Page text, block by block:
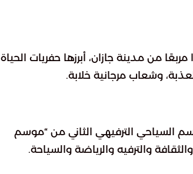
بل تتكون من 84 جزيرة على بعد 50 كيلومترًا مربعًا من مدينة جازان، أبرزها حفريات الحياة
وشعاب مرجانية خلابة.
السياحي الترفيهي الثاني من “موسم
والترفيه والرياضة والسياحة.